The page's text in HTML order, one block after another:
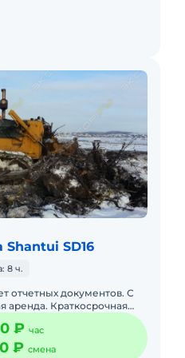
области
варианты
поможем решить вашу
SD16
8 ч.
отчетных документов. С
аренда. Краткосрочная
предложить услуги
₽ час
₽ смена